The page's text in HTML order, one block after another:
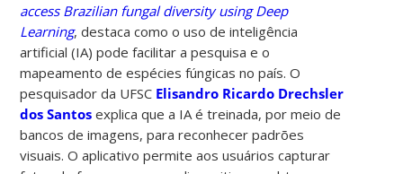
access Brazilian fungal diversity using Deep
Learning, destaca como o uso de inteligência
artificial (IA) pode facilitar a pesquisa e o
mapeamento de espécies fúngicas no país.O
pesquisador da UFSC Elisandro Ricardo Drechsler
dos Santos explica que a IA é treinada, por meio de
bancos de imagens, para reconhecer padrões
visuais. O aplicativo permite aos usuários capturar